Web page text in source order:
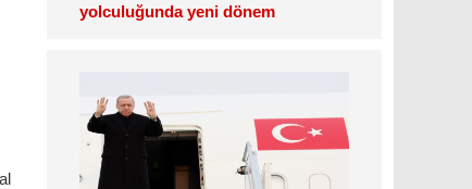
yolculuğunda yeni dönem